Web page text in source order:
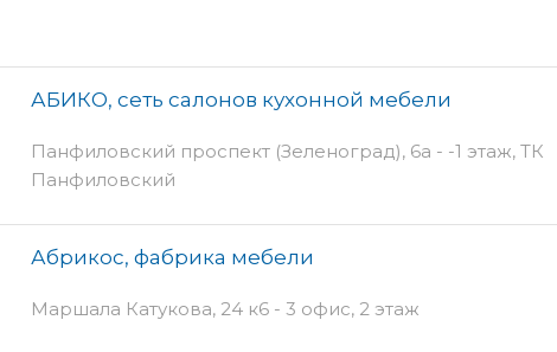
АБИКО, сеть салонов кухонной мебели
Панфиловский проспект (Зеленоград), 6а - -1 этаж, ТК
Панфиловский
Абрикос, фабрика мебели
Маршала Катукова, 24 к6 - 3 офис, 2 этаж